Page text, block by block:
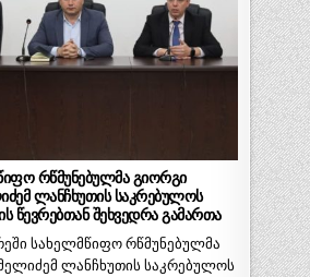
რწმუნებულმა გიორგი
ლანჩხუთის საკრებულოს
წევრებთან შეხვედრა გამართა
სახელმწიფო რწმუნებულმა
ლანჩხუთის საკრებულოს